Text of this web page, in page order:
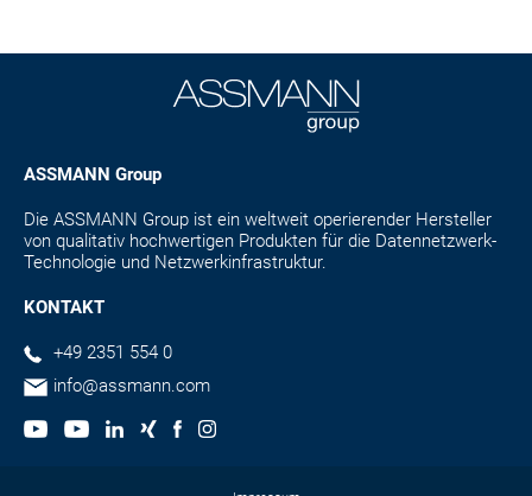
ASSMANN Group
Die ASSMANN Group ist ein weltweit operierender Hersteller
von qualitativ hochwertigen Produkten für die Datennetzwerk-
Technologie und Netzwerkinfrastruktur.
KONTAKT
+49 2351 554 0
info@assmann.com